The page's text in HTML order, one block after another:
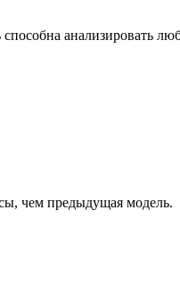
анализировать
чем предыдущая модель.